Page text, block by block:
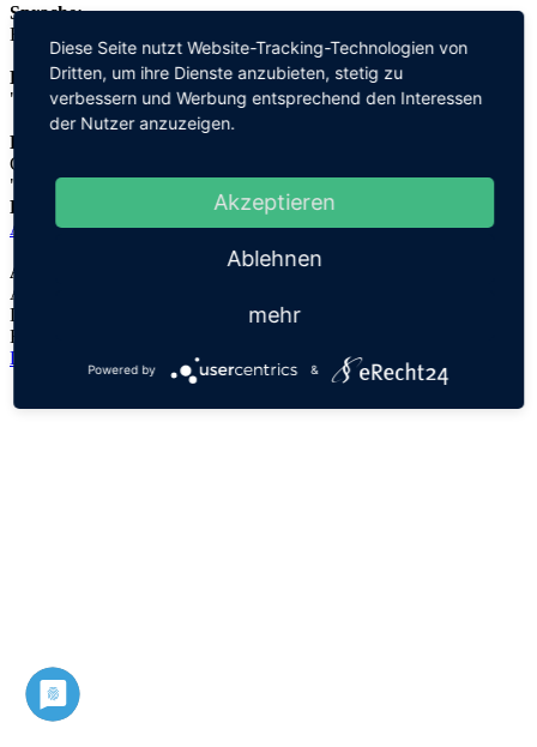
Sprache:
Englisch
Bedeutung:
"andere" + "Aénor"
Herleitung:
Germanisch,
"alja" + Aénor
Herkunftsname:
Aliénor
Anmerkungen:
Aénor ist ein Vorname unklarer Herkunft
Der Namensursprung ist unklar, es handelt sich lediglich um eine
Hypothese!
Datenschutz
Diese Seite nutzt Website-Tracking-Technologien von
Dritten, um ihre Dienste anzubieten, stetig zu
verbessern und Werbung entsprechend den Interessen
der Nutzer anzuzeigen.
Akzeptieren
Ablehnen
mehr
Powered by &